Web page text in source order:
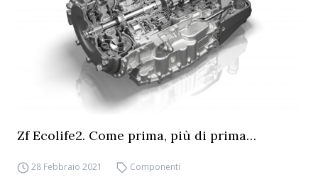
Zf Ecolife2. Come prima, più di prima…
28 Febbraio 2021 Componenti